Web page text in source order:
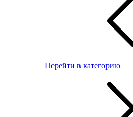
Перейти в категорию